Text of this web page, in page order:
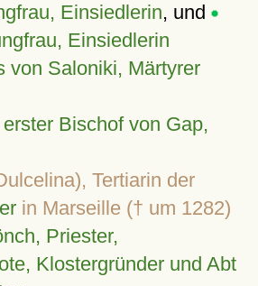
Einsiedlerin, und
Einsiedlerin
von Saloniki, Märtyrer
Bischof von Gap,
Tertiarin der
in Marseille († um 1282)
Priester,
Klostergründer und Abt